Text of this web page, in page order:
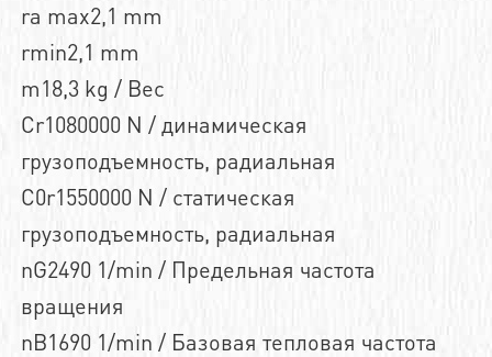
ra max2,1 mm
rmin2,1 mm
m18,3 kg / Вес
Cr1080000 N / динамическая
грузоподъемность, радиальная
C0r1550000 N / статическая
грузоподъемность, радиальная
nG2490 1/min / Предельная частота
вращения
nB1690 1/min / Базовая тепловая частота